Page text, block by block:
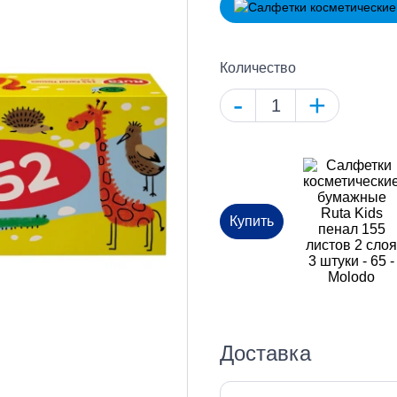
Количество
- +
Купить
Доставка